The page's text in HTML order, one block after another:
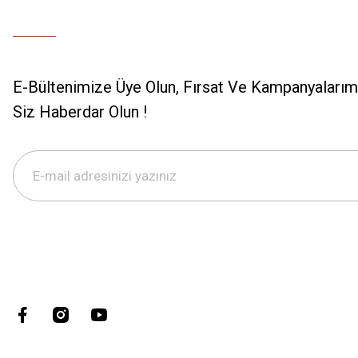
E-Bültenimize Üye Olun, Fırsat Ve
Siz Haberdar Olun !